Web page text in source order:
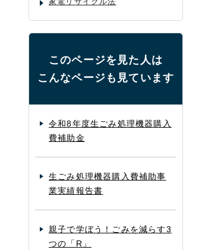
このページを見た人は
こんなページも見ています
令和8年度生ごみ処理機器購入
費補助金
生ごみ処理機器購入費補助事
業実績報告書
親子で学ぼう！ごみを減らす3
つの「R」